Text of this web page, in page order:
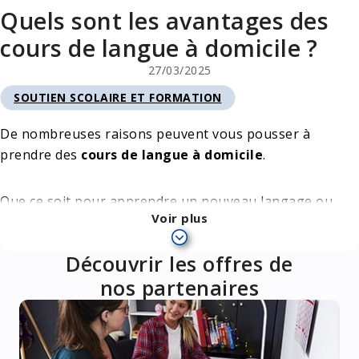
Quels sont les avantages des
cours de langue à domicile ?
27/03/2025
CATÉGORIE
SOUTIEN SCOLAIRE ET FORMATION
De nombreuses raisons peuvent vous pousser à
prendre des cours de langue à domicile.
Que ce soit pour apprendre un nouveau langage ou
perfectionner votre niveau, un bagage linguistique est
un atout indispensable aujourd'hui dans le monde du
travail. C'est également un plus dans votre vie
personnelle si vous aimez voyager ou souhaitez
simplement ajouter de nouvelles cordes à votre arc.
Lesbienfaits de l'apprentissaged'une langue sont
Voir plus
Découvrir les offres de
nos partenaires